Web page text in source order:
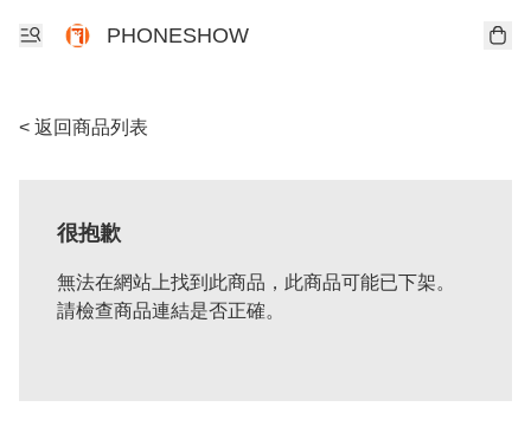
PHONESHOW
< 返回商品列表
很抱歉
無法在網站上找到此商品，此商品可能已下架。
請檢查商品連結是否正確。